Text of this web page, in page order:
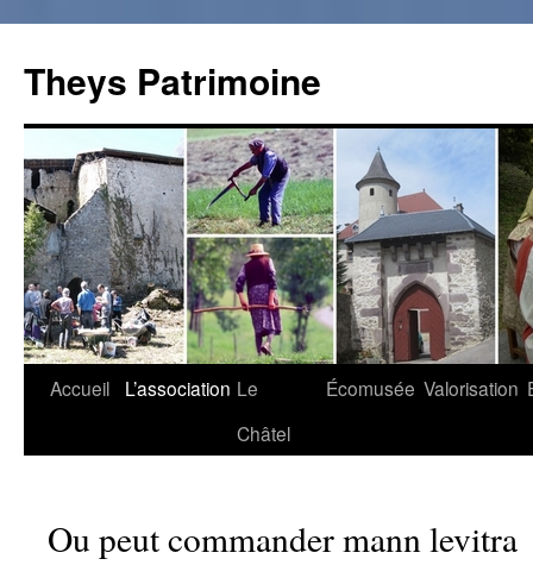
Theys Patrimoine
Aller
Accueil L’association Le
Châtel
Écomusée Valorisation
Ou peut commander mann levitra